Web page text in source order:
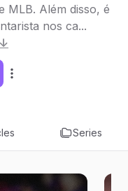
MLB. Além disso, é
nos ca...
Series